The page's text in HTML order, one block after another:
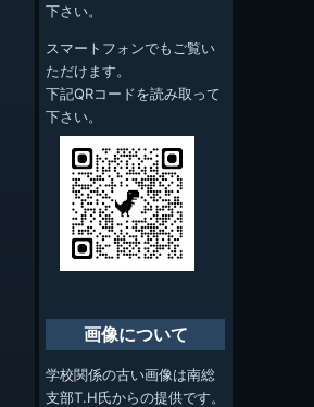
下さい。
スマートフォンでもご覧い
ただけます。
下記QRコードを読み取って
下さい。
画像について
学校関係の古い画像は南総
支部T.H氏からの提供です。